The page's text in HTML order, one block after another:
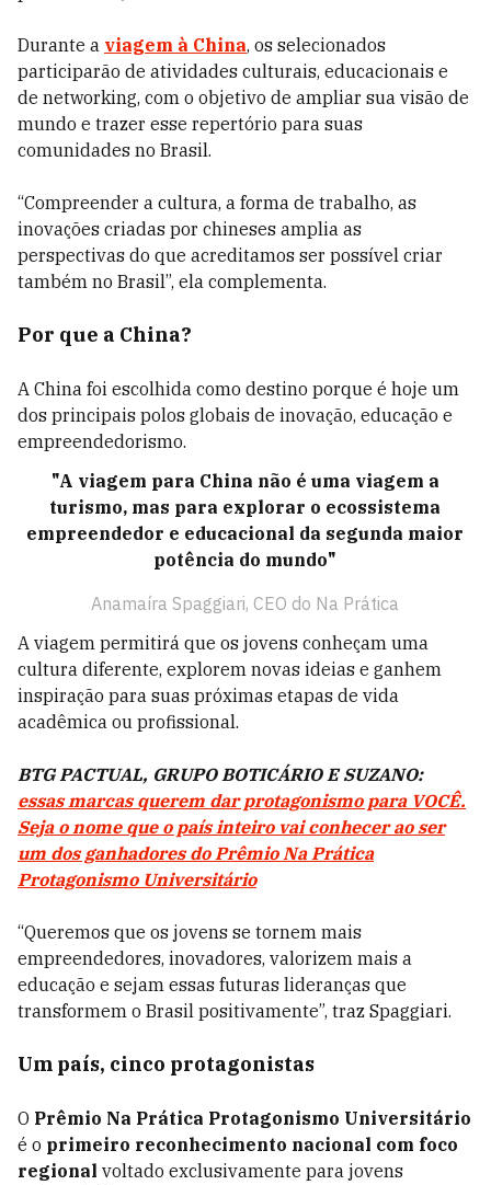
Durante a viagem à China, os selecionados
participarão de atividades culturais, educacionais e
de networking, com o objetivo de ampliar sua visão de
mundo e trazer esse repertório para suas
comunidades no Brasil.
“Compreender a cultura, a forma de trabalho, as
inovações criadas por chineses amplia as
perspectivas do que acreditamos ser possível criar
também no Brasil”, ela complementa.
Por que a China?
A China foi escolhida como destino porque é hoje um
dos principais polos globais de inovação, educação e
empreendedorismo.
"A viagem para China não é uma viagem a
turismo, mas para explorar o ecossistema
empreendedor e educacional da segunda maior
potência do mundo"
Anamaíra Spaggiari, CEO do Na Prática
A viagem permitirá que os jovens conheçam uma
cultura diferente, explorem novas ideias e ganhem
inspiração para suas próximas etapas de vida
acadêmica ou profissional.
BTG PACTUAL, GRUPO BOTICÁRIO E SUZANO:
essas marcas querem dar protagonismo para VOCÊ.
Seja o nome que o país inteiro vai conhecer ao ser
um dos ganhadores do Prêmio Na Prática
Protagonismo Universitário
“Queremos que os jovens se tornem mais
empreendedores, inovadores, valorizem mais a
educação e sejam essas futuras lideranças que
transformem o Brasil positivamente”, traz Spaggiari.
Um país, cinco protagonistas
O Prêmio Na Prática Protagonismo Universitário
é o primeiro reconhecimento nacional com foco
regional voltado exclusivamente para jovens